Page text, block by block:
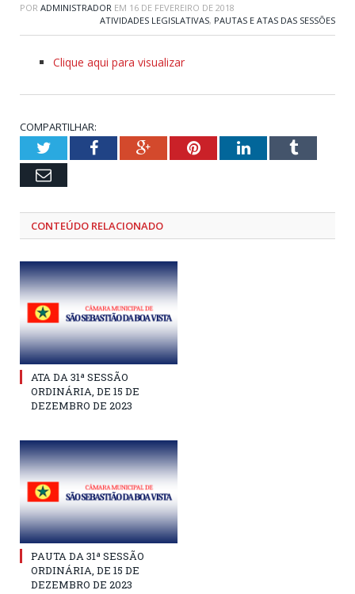
POR ADMINISTRADOR EM 16 DE FEVEREIRO DE 2018
ATIVIDADES LEGISLATIVAS, PAUTAS E ATAS DAS SESSÕES
Clique aqui para visualizar
COMPARTILHAR:
TwitterFacebookGoogle+PinterestLinkedInTumblr
Email
CONTEÚDO RELACIONADO
ATA DA 31ª SESSÃO
ORDINÁRIA, DE 15 DE
DEZEMBRO DE 2023
PAUTA DA 31ª SESSÃO
ORDINÁRIA, DE 15 DE
DEZEMBRO DE 2023